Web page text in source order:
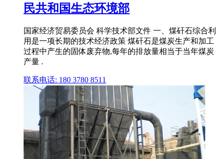
民共和国生态环境部
国家经济贸易委员会 科学技术部文件 一、煤矸石综合利
用是一项长期的技术经济政策 煤矸石是煤炭生产和加工
过程中产生的固体废弃物,每年的排放量相当于当年煤炭
产量 .
联系电话: 180 3780 8511